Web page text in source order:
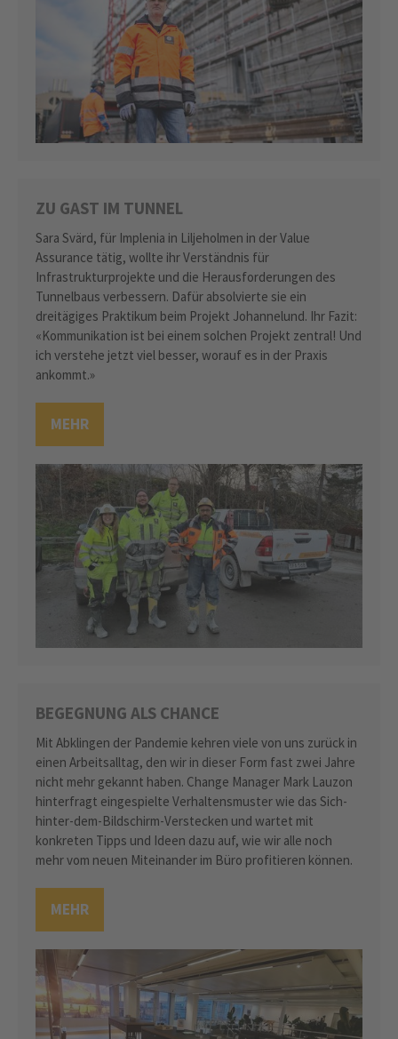
ZU GAST IM TUNNEL
Sara Svärd, für Implenia in Liljeholmen in der Value
Assurance tätig, wollte ihr Verständnis für
Infrastrukturprojekte und die Herausforderungen des
Tunnelbaus verbessern. Dafür absolvierte sie ein
dreitägiges Praktikum beim Projekt Johannelund. Ihr Fazit:
«Kommunikation ist bei einem solchen Projekt zentral! Und
ich verstehe jetzt viel besser, worauf es in der Praxis
ankommt.»
MEHR
BEGEGNUNG ALS CHANCE
Mit Abklingen der Pandemie kehren viele von uns zurück in
einen Arbeitsalltag, den wir in dieser Form fast zwei Jahre
nicht mehr gekannt haben. Change Manager Mark Lauzon
hinterfragt eingespielte Verhaltensmuster wie das Sich-
hinter-dem-Bildschirm-Verstecken und wartet mit
konkreten Tipps und Ideen dazu auf, wie wir alle noch
mehr vom neuen Miteinander im Büro profitieren können.
MEHR